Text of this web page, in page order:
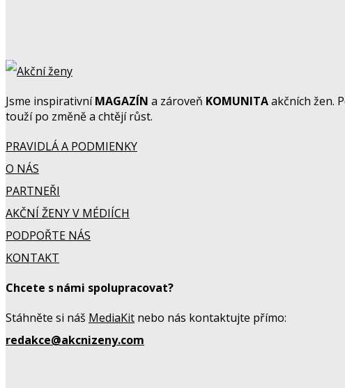
Jsme inspirativníMAGAZÍN a zároveň KOMUNITAakčních žen.
touží po změně a chtějí růst.
PRAVIDLÁ A PODMIENKY
O NÁS
PARTNEŘI
AKČNÍ ŽENY V MÉDIÍCH
PODPOŘTE NÁS
KONTAKT
Chcete s námi spolupracovat?
Stáhněte si náš MediaKit nebo nás kontaktujte přímo:
redakce@akcnizeny.com